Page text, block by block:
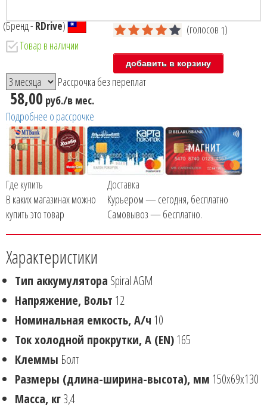
(Бренд -RDrive) (голосов 1)
Товар в наличии
Рассрочка без переплат
58,00 руб./в мес.
Подробнее о рассрочке
Где купить
В каких магазинах можно
купить это товар
Доставка
Курьером — сегодня, бесплатно
Самовывоз — бесплатно.
Характеристики
Тип аккумулятора Spiral AGM
Напряжение, Вольт 12
Номинальная емкость, А/ч 10
Ток холодной прокрутки, А (EN)165
Клеммы Болт
Размеры (длина-ширина-высота), мм 150х69х130
Масса, кг3,4